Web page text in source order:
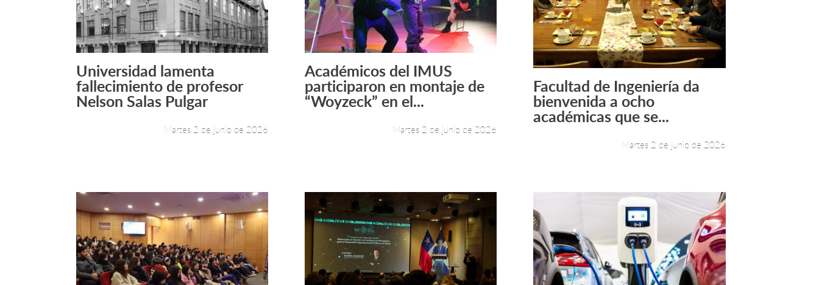
Leer más +
Universidad lamenta
fallecimiento de profesor
Nelson Salas Pulgar
Martes 2 de junio de 2026
Leer más +
Académicos del IMUS
participaron en montaje de
“Woyzeck” en el...
Martes 2 de junio de 2026
Leer más +
Facultad de Ingeniería da
bienvenida a ocho
académicas que se...
Martes 2 de junio de 2026